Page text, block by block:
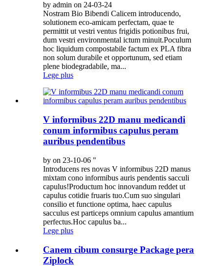
by admin on 24-03-24
Nostram Bio Bibendi Calicem introducendo,
solutionem eco-amicam perfectam, quae te
permittit ut vestri ventus frigidis potionibus frui,
dum vestri environmental ictum minuit.Poculum
hoc liquidum compostabile factum ex PLA fibra
non solum durabile et opportunum, sed etiam
plene biodegradabile, ma...
Lege plus
V informibus 22D manu medicandi
conum informibus capulus peram
auribus pendentibus
by on 23-10-06 "
Introducens res novas V informibus 22D manus
mixtam cono informibus auris pendentis sacculi
capulus!Productum hoc innovandum reddet ut
capulus cotidie fruaris tuo.Cum suo singulari
consilio et functione optima, haec capulus
sacculus est particeps omnium capulus amantium
perfectus.Hoc capulus ba...
Lege plus
Canem cibum consurge Package pera
Ziplock